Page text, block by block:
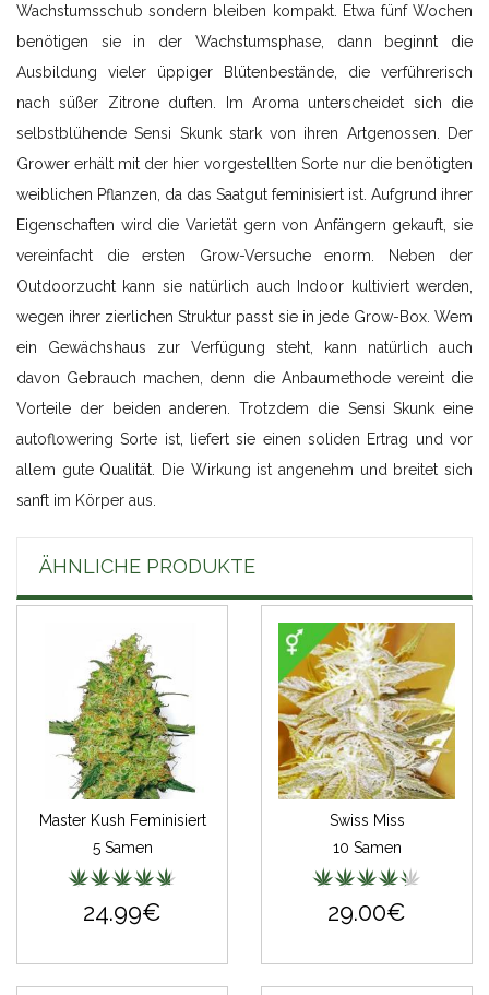
Wachstumsschub sondern bleiben kompakt. Etwa fünf Wochen
benötigen sie in der Wachstumsphase, dann beginnt die
Ausbildung vieler üppiger Blütenbestände, die verführerisch
nach süßer Zitrone duften. Im Aroma unterscheidet sich die
selbstblühende Sensi Skunk stark von ihren Artgenossen. Der
Grower erhält mit der hier vorgestellten Sorte nur die benötigten
weiblichen Pflanzen, da das Saatgut feminisiert ist. Aufgrund ihrer
Eigenschaften wird die Varietät gern von Anfängern gekauft, sie
vereinfacht die ersten Grow-Versuche enorm. Neben der
Outdoorzucht kann sie natürlich auch Indoor kultiviert werden,
wegen ihrer zierlichen Struktur passt sie in jede Grow-Box. Wem
ein Gewächshaus zur Verfügung steht, kann natürlich auch
davon Gebrauch machen, denn die Anbaumethode vereint die
Vorteile der beiden anderen. Trotzdem die Sensi Skunk eine
autoflowering Sorte ist, liefert sie einen soliden Ertrag und vor
allem gute Qualität. Die Wirkung ist angenehm und breitet sich
sanft im Körper aus.
ÄHNLICHE PRODUKTE
Master Kush Feminisiert
5 Samen
24.99€
Swiss Miss
10 Samen
29.00€